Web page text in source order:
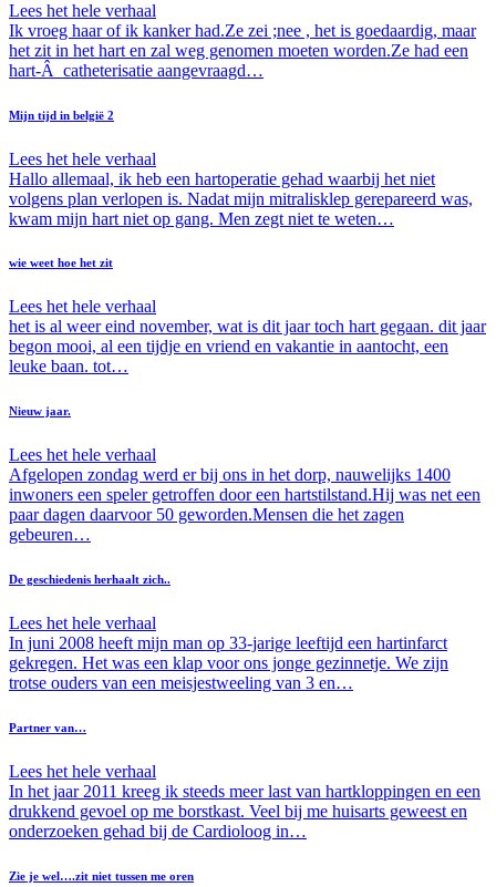
Lees het hele verhaal
Ik vroeg haar of ik kanker had.Ze zei ;nee , het is goedaardig, maar
het zit in het hart en zal weg genomen moeten worden.Ze had een
hart-Â catheterisatie aangevraagd…
Mijn tijd in belgië 2
Lees het hele verhaal
Hallo allemaal, ik heb een hartoperatie gehad waarbij het niet
volgens plan verlopen is. Nadat mijn mitralisklep gerepareerd was,
kwam mijn hart niet op gang. Men zegt niet te weten…
wie weet hoe het zit
Lees het hele verhaal
het is al weer eind november, wat is dit jaar toch hart gegaan. dit jaar
begon mooi, al een tijdje en vriend en vakantie in aantocht, een
leuke baan. tot…
Nieuw jaar.
Lees het hele verhaal
Afgelopen zondag werd er bij ons in het dorp, nauwelijks 1400
inwoners een speler getroffen door een hartstilstand.Hij was net een
paar dagen daarvoor 50 geworden.Mensen die het zagen
gebeuren…
De geschiedenis herhaalt zich..
Lees het hele verhaal
In juni 2008 heeft mijn man op 33-jarige leeftijd een hartinfarct
gekregen. Het was een klap voor ons jonge gezinnetje. We zijn
trotse ouders van een meisjestweeling van 3 en…
Partner van…
Lees het hele verhaal
In het jaar 2011 kreeg ik steeds meer last van hartkloppingen en een
drukkend gevoel op me borstkast. Veel bij me huisarts geweest en
onderzoeken gehad bij de Cardioloog in…
Zie je wel….zit niet tussen me oren